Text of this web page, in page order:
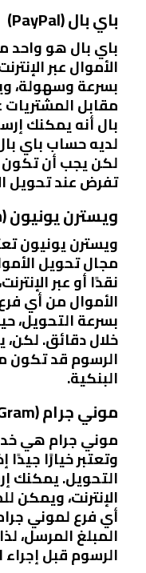
باي بال (PayPal)
باي بال هو
الأموال عبر
بسرعة وسهولة،
مقابل المشتريات
بال أنه يمكنك
لديه حساب باي
لكن يجب أن تكون
تفرض عند تحويل
ويسترن يونيون (Western Union)
ويسترن يونيون
مجال تحويل
نقدًا أو عبر
الأموال من أي
بسرعة التحويل،
خلال دقائق.
الرسوم قد تكون
البنكية.
موني جرام (MoneyGram)
موني جرام هي
وتعتبر خيارًا
التحويل. يمكنك
الإنترنت، ويمكن
أي فرع لموني
المبلغ المرسل،
الرسوم قبل إجراء